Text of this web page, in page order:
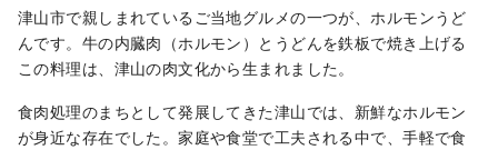
津山市で親しまれているご当地グルメの一つが、ホルモンうど
んです。牛の内臓肉（ホルモン）とうどんを鉄板で焼き上げる
この料理は、津山の肉文化から生まれました。
食肉処理のまちとして発展してきた津山では、新鮮なホルモン
が身近な存在でした。家庭や食堂で工夫される中で、手軽で食